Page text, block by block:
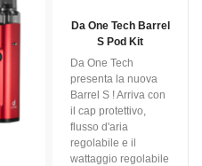
Da One Tech Barrel
S Pod Kit
Da One Tech
presenta la nuova
Barrel S ! Arriva con
il cap protettivo,
flusso d'aria
regolabile e il
wattaggio regolabile